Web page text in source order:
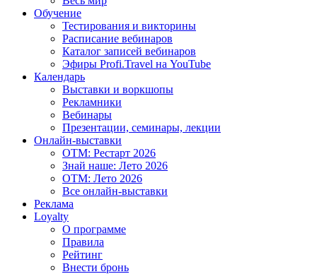
Обучение
Тестирования и викторины
Расписание вебинаров
Каталог записей вебинаров
Эфиры Profi.Travel на YouTube
Календарь
Выставки и воркшопы
Рекламники
Вебинары
Презентации, семинары, лекции
Онлайн-выставки
OTM: Рестарт 2026
Знай наше: Лето 2026
OTM: Лето 2026
Все онлайн-выставки
Реклама
Loyalty
О программе
Правила
Рейтинг
Внести бронь